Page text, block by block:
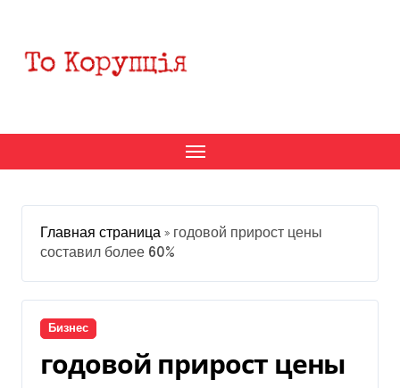
содержанию
Главная страница » годовой прирост цены
составил более 60%
Бизнес
годовой прирост цены